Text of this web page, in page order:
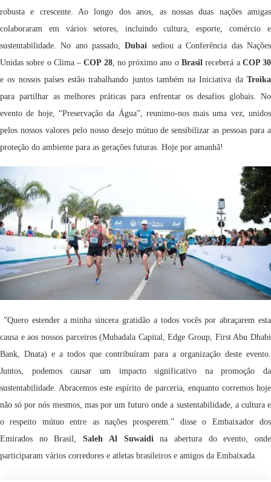
robusta e crescente. Ao longo dos anos, as nossas duas nações amigas
colaboraram em vários setores, incluindo cultura, esporte, comércio e
sustentabilidade. No ano passado,Dubai sediou a Conferência das Nações
Unidas sobre o Clima –COP 28, no próximo ano o Brasil receberá a COP 30
e os nossos países estão trabalhando juntos também na Iniciativa da Troika
para partilhar as melhores práticas para enfrentar os desafios globais. No
evento de hoje, “Preservação da Água”, reunimo-nos mais uma vez, unidos
pelos nossos valores pelo nosso desejo mútuo de sensibilizar as pessoas para a
proteção do ambiente para as gerações futuras. Hoje por amanhã!
”Quero estender a minha sincera gratidão a todos vocês por abraçarem esta
causa e aos nossos parceiros (Mubadala Capital, Edge Group, First Abu Dhabi
Bank, Dnata) e a todos que contribuíram para a organização deste evento.
Juntos, podemos causar um impacto significativo na promoção da
sustentabilidade. Abracemos este espírito de parceria, enquanto corremos hoje
não só por nós mesmos, mas por um futuro onde a sustentabilidade, a cultura e
o respeito mútuo entre as nações prosperem.” disse o Embaixador dos
Emirados no Brasil,Saleh Al Suwaidina abertura do evento, onde
participaram vários corredores e atletas brasileiros e amigos da Embaixada.